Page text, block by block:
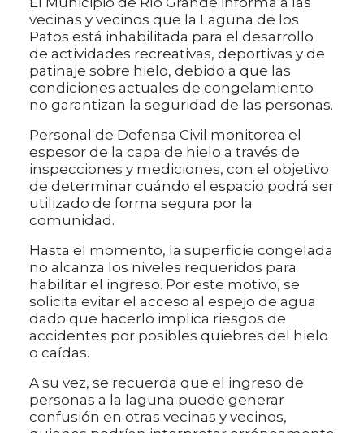
vecinas y vecinos que la Laguna de los
Patos está inhabilitada para el desarrollo
de actividades recreativas, deportivas y de
patinaje sobre hielo, debido a que las
condiciones actuales de congelamiento
no garantizan la seguridad de las personas.
Personal de Defensa Civil monitorea el
espesor de la capa de hielo a través de
inspecciones y mediciones, con el objetivo
de determinar cuándo el espacio podrá ser
utilizado de forma segura por la
comunidad.
Hasta el momento, la superficie congelada
no alcanza los niveles requeridos para
habilitar el ingreso. Por este motivo, se
solicita evitar el acceso al espejo de agua
dado que hacerlo implica riesgos de
accidentes por posibles quiebres del hielo
o caídas.
A su vez, se recuerda que el ingreso de
personas a la laguna puede generar
confusión en otras vecinas y vecinos,